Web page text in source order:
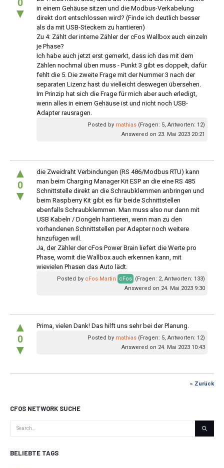
0
▼
in einem Gehäuse sitzen und die Modbus-Verkabelung
direkt dort entschlossen wird? (Finde ich deutlich besser
als da mit USB-Steckern zu hantieren)
Zu 4: Zählt der interne Zähler der cFos Wallbox auch einzeln
je Phase?
Ich habe auch jetzt erst gemerkt, dass ich das mit dem
Zählen nochmal üben muss - Punkt 3 gibt es doppelt, dafür
fehlt die 5. Die zweite Frage mit der Nummer 3 nach der
separaten Lizenz hast du vielleicht deswegen übersehen.
Im Prinzip hat sich die Frage für mich aber auch erledigt,
wenn alles in einem Gehäuse ist und nicht noch USB-
Adapter rausragen.
Posted by mathias (Fragen: 5, Antworten: 12)
Answered on 23. Mai 2023 20:21
▲
0
▼
die Zweidraht Verbindungen (RS 486/Modbus RTU) kann
man beim Charging Manager Kit ESP an die eine RS 485
Schnittstelle direkt an die Schraubklemmen anbringen und
beim Raspberry Kit gibt es für beide Schnittstellen
ebenfalls Schraubklemmen. Man muss also nur dann mit
USB Kabeln / Dongeln hantieren, wenn man zu den
vorhandenen Schnittstellen per Adapter noch weitere
hinzufügen will.
Ja, der Zähler der cFos Power Brain liefert die Werte pro
Phase, womit die Wallbox auch erkennen kann, mit
wievielen Phasen das Auto lädt.
Posted by cFos Martin cFos (Fragen: 2, Antworten: 133)
Answered on 24. Mai 2023 9:30
▲
0
▼
Prima, vielen Dank! Das hilft uns sehr bei der Planung.
Posted by mathias (Fragen: 5, Antworten: 12)
Answered on 24. Mai 2023 10:43
« Zurück
CFOS NETWORK SUCHE
BELIEBTE TAGS